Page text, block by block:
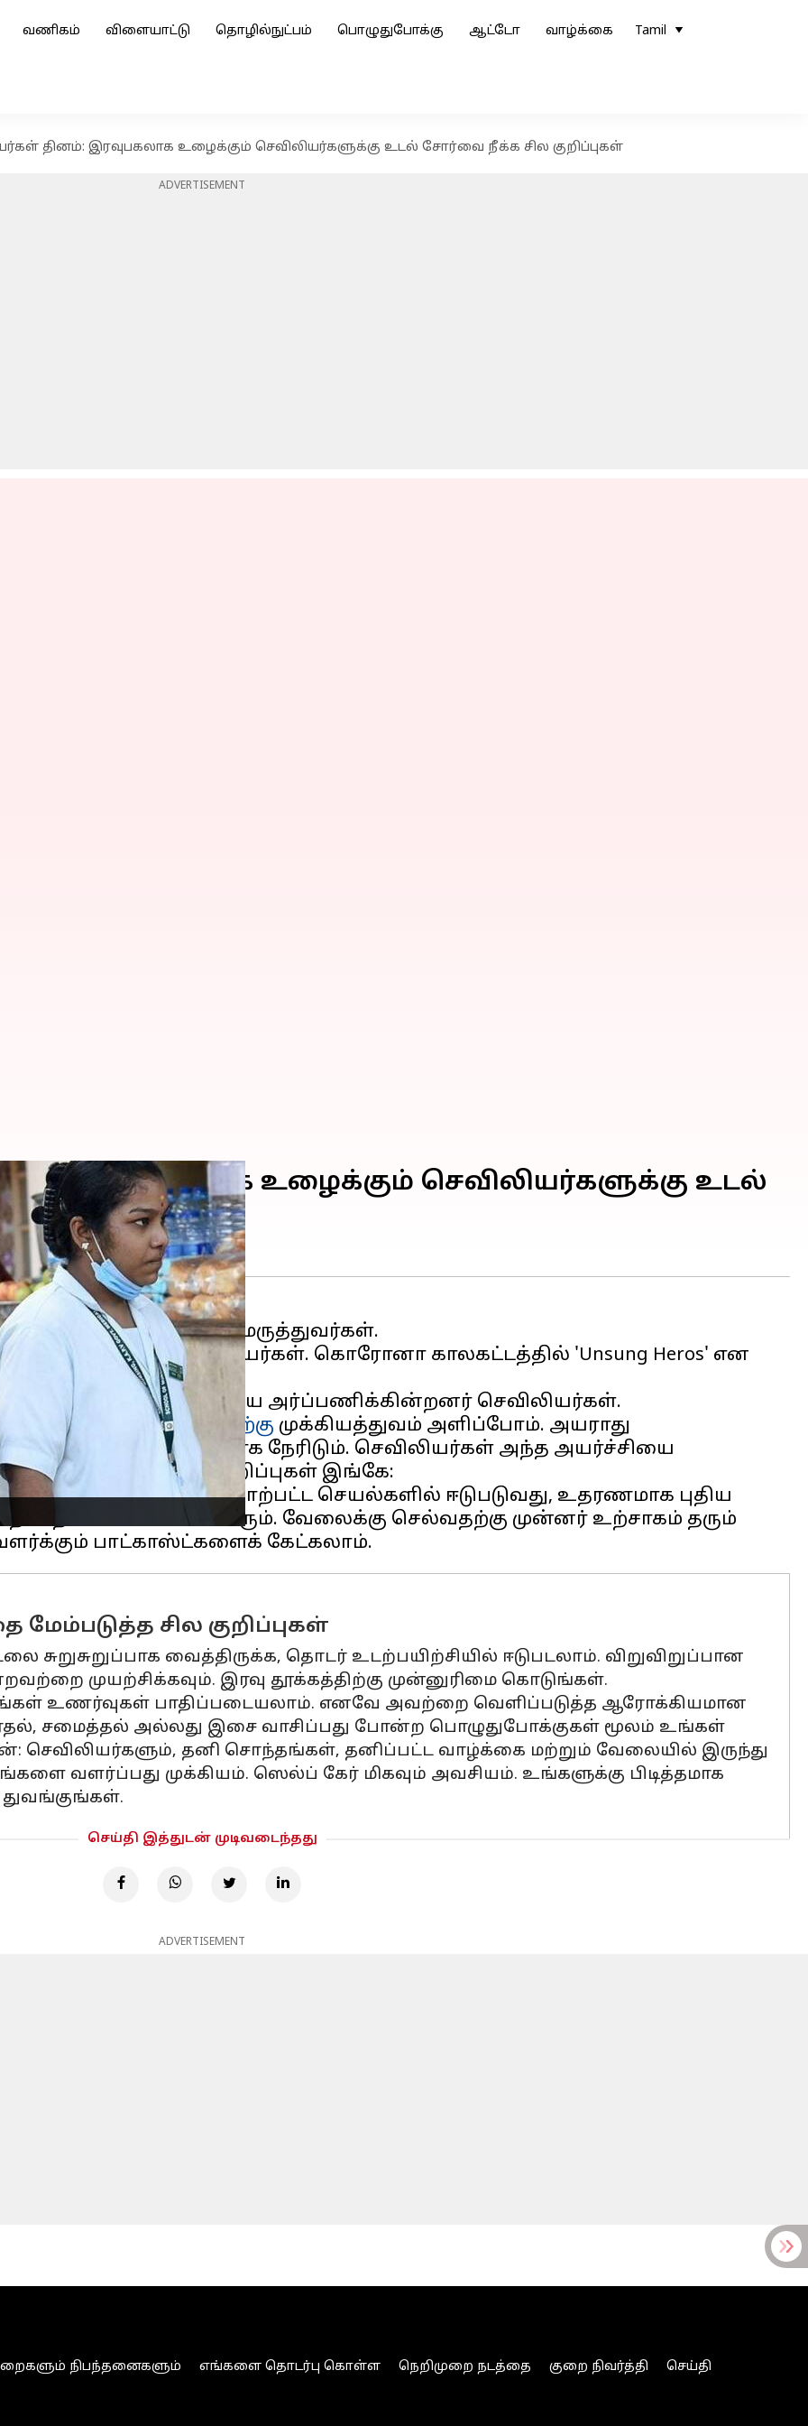
வணிகம் விளையாட்டு தொழில்நுட்பம் பொழுதுபோக்கு ஆட்டோ வாழ்க்கை Tamil
தினம்: இரவுபகலாக உழைக்கும் செவிலியர்களுக்கு உடல் சோர்வை நீக்க சில குறிப்புகள்
ADVERTISEMENT
இரவுபகலாக உழைக்கும் செவிலியர்களுக்கு உடல்
விளங்குபவர்கள் மருத்துவர்கள்.
வேண்டியவர்கள் செவிலியர்கள். கொரோனா காலகட்டத்தில் 'Unsung Heros' என
தங்கள் வாழ்க்கையை அர்ப்பணிக்கின்றனர் செவிலியர்கள்.
ஆரோக்கியத்திற்கு முக்கியத்துவம் அளிப்போம். அயராது
சோர்வாக நேரிடும். செவிலியர்கள் அந்த அயர்ச்சியை
கவனிப்புக்கு அப்பாற்பட்ட செயல்களில் ஈடுபடுவது, உதரணமாக புதிய
தன்னம்பிக்கை வளரும். வேலைக்கு செல்வதற்கு முன்னர் உற்சாகம் தரும்
சில குறிப்புகள்
வைத்திருக்க, தொடர் உடற்பயிற்சியில் ஈடுபடலாம். விறுவிறுப்பான
முயற்சிக்கவும். இரவு தூக்கத்திற்கு முன்னுரிமை கொடுங்கள்.
உணர்வுகள் பாதிப்படையலாம். எனவே அவற்றை வெளிப்படுத்த ஆரோக்கியமான
சமைத்தல் அல்லது இசை வாசிப்பது போன்ற பொழுதுபோக்குகள் மூலம் உங்கள்
செவிலியர்களும், தனி சொந்தங்கள், தனிப்பட்ட வாழ்க்கை மற்றும் வேலையில் இருந்து
வளர்ப்பது முக்கியம். ஸெல்ப் கேர் மிகவும் அவசியம். உங்களுக்கு பிடித்தமாக
செய்தி இத்துடன் முடிவடைந்தது
ADVERTISEMENT
நிபந்தனைகளும் எங்களை தொடர்பு கொள்ள நெறிமுறை நடத்தை குறை நிவர்த்தி
செய்தி